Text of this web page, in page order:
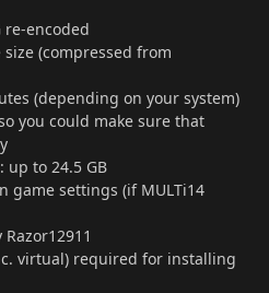
re-encoded
(compressed from
(depending on your system)
you could make sure that
up to 24.5 GB
game settings (if MULTi14
virtual) required for installing